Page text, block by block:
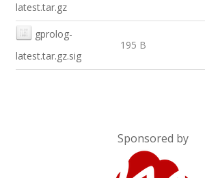
latest.tar.gz
gprolog-
latest.tar.gz.sig
195 B
Sponsored by